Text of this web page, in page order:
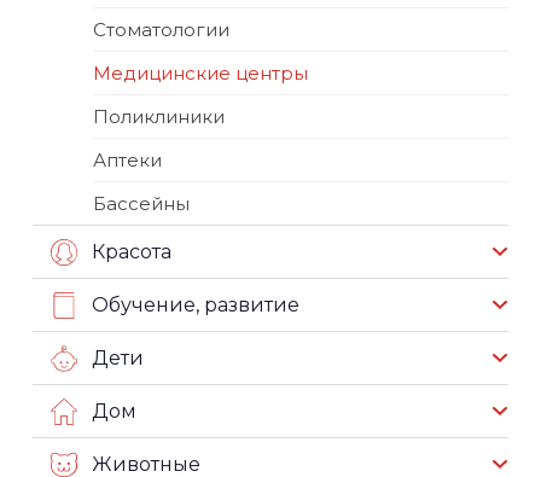
Стоматологии
Медицинские центры
Поликлиники
Аптеки
Бассейны
Красота
Обучение, развитие
Дети
Дом
Животные